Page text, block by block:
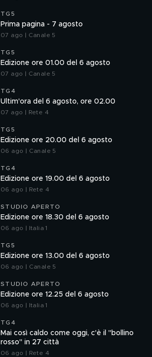
TG5
Prima pagina - 7 agosto
07 ago | Canale 5
TG5
Edizione ore 01.00 del 6 agosto
07 ago | Canale 5
TG4
Ultim'ora del 6 agosto, ore 02.00
07 ago | Rete 4
TG5
Edizione ore 20.00 del 6 agosto
06 ago | Canale 5
TG4
Edizione ore 19.00 del 6 agosto
06 ago | Rete 4
STUDIO APERTO
Edizione ore 18.30 del 6 agosto
06 ago | Italia 1
TG5
Edizione ore 13.00 del 6 agosto
06 ago | Canale 5
STUDIO APERTO
Edizione ore 12.25 del 6 agosto
06 ago | Italia 1
TG4
Mai così caldo come oggi, c'è il "bollino
rosso" in 27 città
06 ago | Rete 4